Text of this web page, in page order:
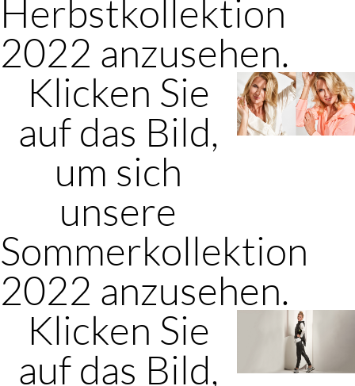
Herbstkollektion
2022 anzusehen.
Klicken Sie
auf das Bild,
um sich
unsere
Sommerkollektion
2022 anzusehen.
Klicken Sie
auf das Bild,